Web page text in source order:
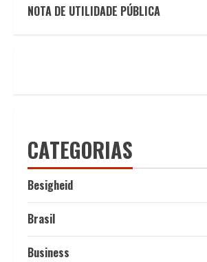
NOTA DE UTILIDADE PÚBLICA
CATEGORIAS
Besigheid
Brasil
Business